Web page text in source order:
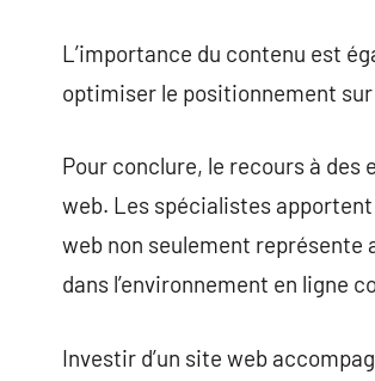
L’importance du contenu est
optimiser le positionnement
Pour conclure, le recours à des
web. Les spécialistes
web non seulement
dans l’environnement en ligne
Investir d’un site web